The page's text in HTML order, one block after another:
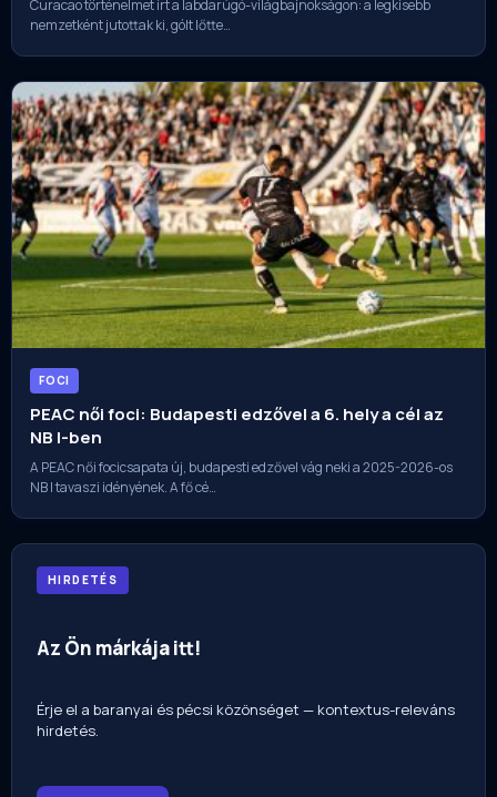
Curacao történelmet írt a labdarúgó-világbajnokságon: a legkisebb
nemzetként jutottak ki, gólt lőtte…
FOCI
PEAC női foci: Budapesti edzővel a 6. hely a cél az
NB I-ben
A PEAC női focicsapata új, budapesti edzővel vág neki a 2025-2026-os
NB I tavaszi idényének. A fő cé…
HIRDETÉS
Az Ön márkája itt!
Érje el a baranyai és pécsi közönséget — kontextus-releváns
hirdetés.